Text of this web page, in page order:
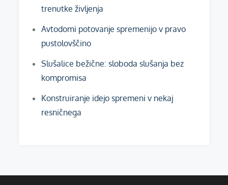
trenutke življenja
Avtodomi potovanje spremenijo v pravo
pustolovščino
Slušalice bežične: sloboda slušanja bez
kompromisa
Konstruiranje idejo spremeni v nekaj
resničnega